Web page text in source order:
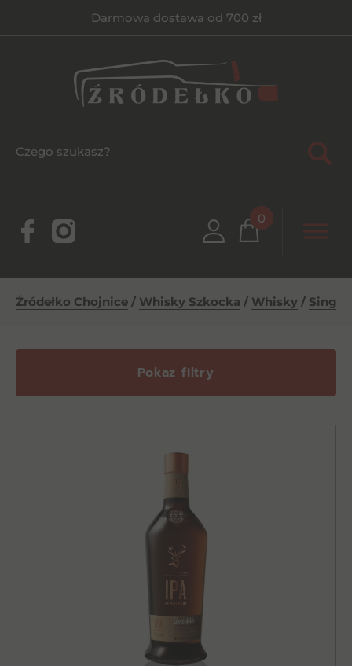
Darmowa dostawa od 700 zł
0
Źródełko Chojnice / Whisky Szkocka / Whisky / Single
Pokaz filtry